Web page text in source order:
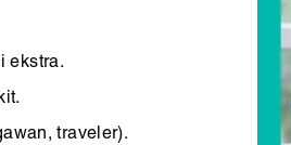
ekstra.
traveler).